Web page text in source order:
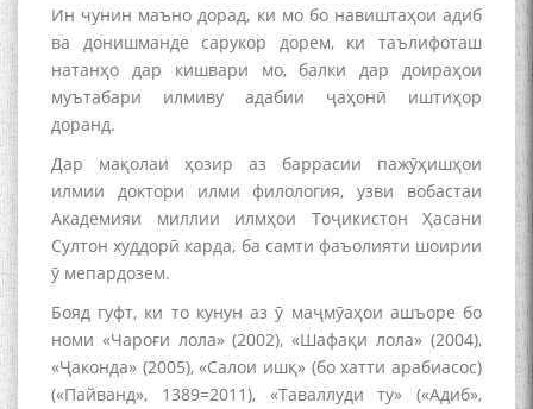
Ин чунин маъно дорад, ки мо бо навиштаҳои адиб
ва донишманде сарукор дорем, ки таълифоташ
натанҳо дар кишвари мо, балки дар доираҳои
муътабари илмиву адабии ҷаҳонӣ иштиҳор
доранд.
Дар мақолаи ҳозир аз баррасии пажӯҳишҳои
илмии доктори илми филология, узви вобастаи
Академияи миллии илмҳои Тоҷикистон Ҳасани
Султон худдорӣ карда, ба самти фаъолияти шоирии
ӯ мепардозем.
Бояд гуфт, ки то кунун аз ӯ маҷмӯаҳои ашъоре бо
номи «Чароғи лола» (2002), «Шафақи лола» (2004),
«Ҷаконда» (2005), «Салои ишқ» (бо хатти арабиасос)
(«Пайванд», 1389=2011), «Таваллуди ту» («Адиб»,